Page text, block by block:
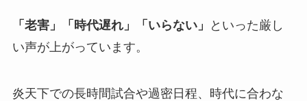
「老害」「時代遅れ」「いらない」
といった厳し
い声が上がっています。
炎天下での長時間試合や過密日程、時代に合わな